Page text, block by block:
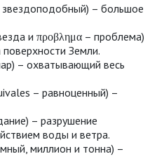
звездоподобный) – большое
и προβλημα – проблема)
Земли.
– охватывающий весь
– равноценный) –
– разрушение
воды и ветра.
миллион и тонна) –